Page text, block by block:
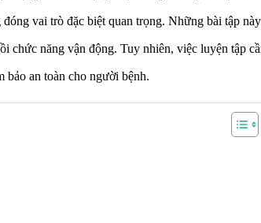
vai trò đặc biệt quan trọng. Những bài tập này
chức năng vận động. Tuy nhiên, việc luyện tập
bảo an toàn cho người bệnh.